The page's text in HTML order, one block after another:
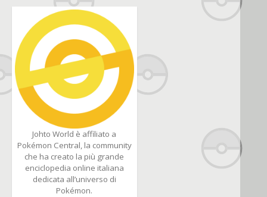
Johto World è affiliato a
Pokémon Central, la community
che ha creato la più grande
enciclopedia online italiana
dedicata all’universo di
Pokémon.